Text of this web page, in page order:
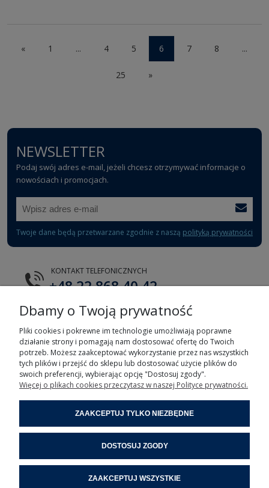
« 1 ... 4 5 6 7 8 ...
25 »
NEWSLETTER
Podaj swój adres e-mail, jeżeli chcesz otrzymywać informacje o
nowościach i promocjach.
Twoje dane będą przetwarzane zgodnie z naszą polityką prywatności
KONTAKT TELEFONICZNYCH
+48 22 868 40 42
E-MAIL
tts@tts.com.pl
POMOC
INFORMACJE
POMOC ZDALNA
Dbamy o Twoją prywatność
Pliki cookies i pokrewne im technologie umożliwiają poprawne
działanie strony i pomagają nam dostosować ofertę do Twoich
potrzeb. Możesz zaakceptować wykorzystanie przez nas wszystkich
tych plików i przejść do sklepu lub dostosować użycie plików do
swoich preferencji, wybierając opcję "Dostosuj zgody".
Więcej o plikach cookies przeczytasz w naszej Polityce prywatności.
ZAAKCEPTUJ TYLKO NIEZBĘDNE
DOSTOSUJ ZGODY
ZAAKCEPTUJ WSZYSTKIE